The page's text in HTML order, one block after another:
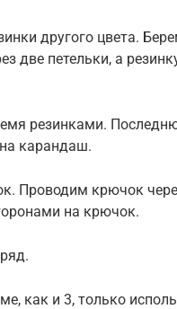
другого цвета.
две петельки, а
резинками.
карандаш.
Проводим крючок
на крючок.
как и 3, только